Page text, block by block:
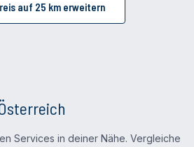
auf 25 km erweitern
Services in deiner Nähe. Vergleiche